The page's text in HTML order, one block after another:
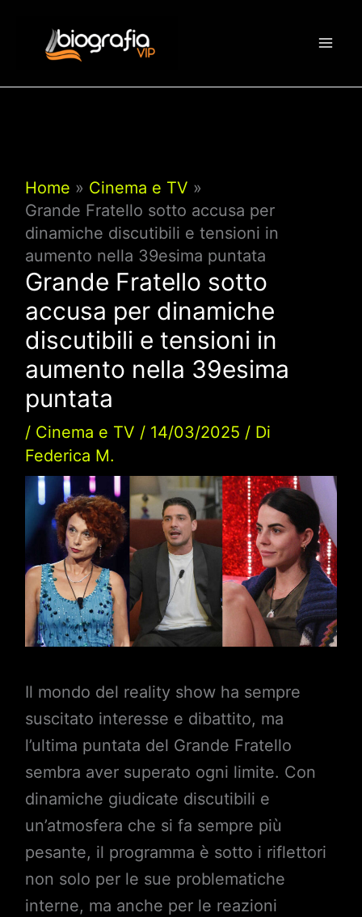
contenuto
Home
Cinema e TV
Grande Fratello sotto accusa per
dinamiche discutibili e tensioni in
aumento nella 39esima puntata
Grande Fratello sotto
accusa per dinamiche
discutibili e tensioni in
aumento nella 39esima
puntata
/ Cinema e TV / 14/03/2025 / Di
Federica M.
Il mondo del reality show ha sempre
suscitato interesse e dibattito, ma
l’ultima puntata del Grande Fratello
sembra aver superato ogni limite. Con
dinamiche giudicate discutibili e
un’atmosfera che si fa sempre più
pesante, il programma è sotto i riflettori
non solo per le sue problematiche
interne, ma anche per le reazioni